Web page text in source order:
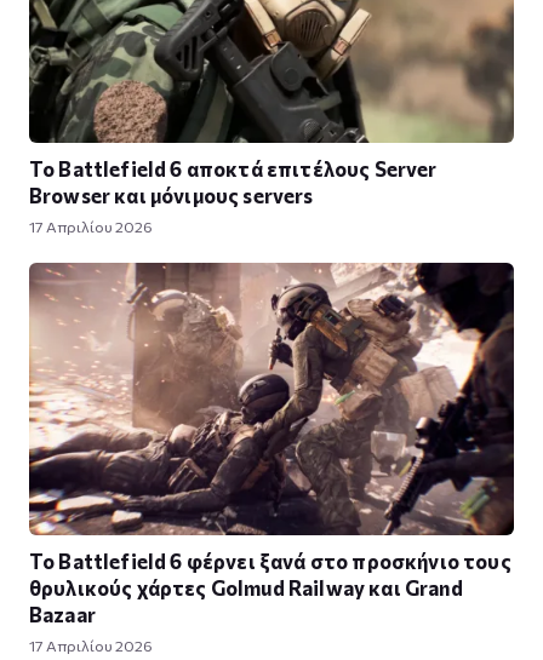
Το Battlefield 6 αποκτά επιτέλους Server
Browser και μόνιμους servers
17 Απριλίου 2026
Το Battlefield 6 φέρνει ξανά στο προσκήνιο τους
θρυλικούς χάρτες Golmud Railway και Grand
Bazaar
17 Απριλίου 2026